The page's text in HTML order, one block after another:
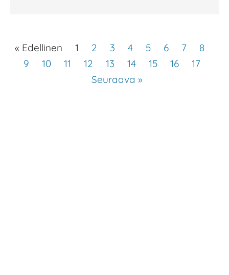
« Edellinen 1 2 3 4 5 6 7
8
9
10 11 12 13 14 15 16
17
Seuraava »